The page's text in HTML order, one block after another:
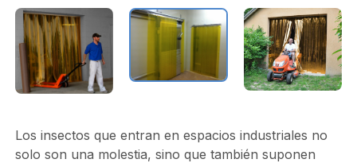
Los insectos que entran en espacios industriales no
solo son una molestia, sino que también suponen